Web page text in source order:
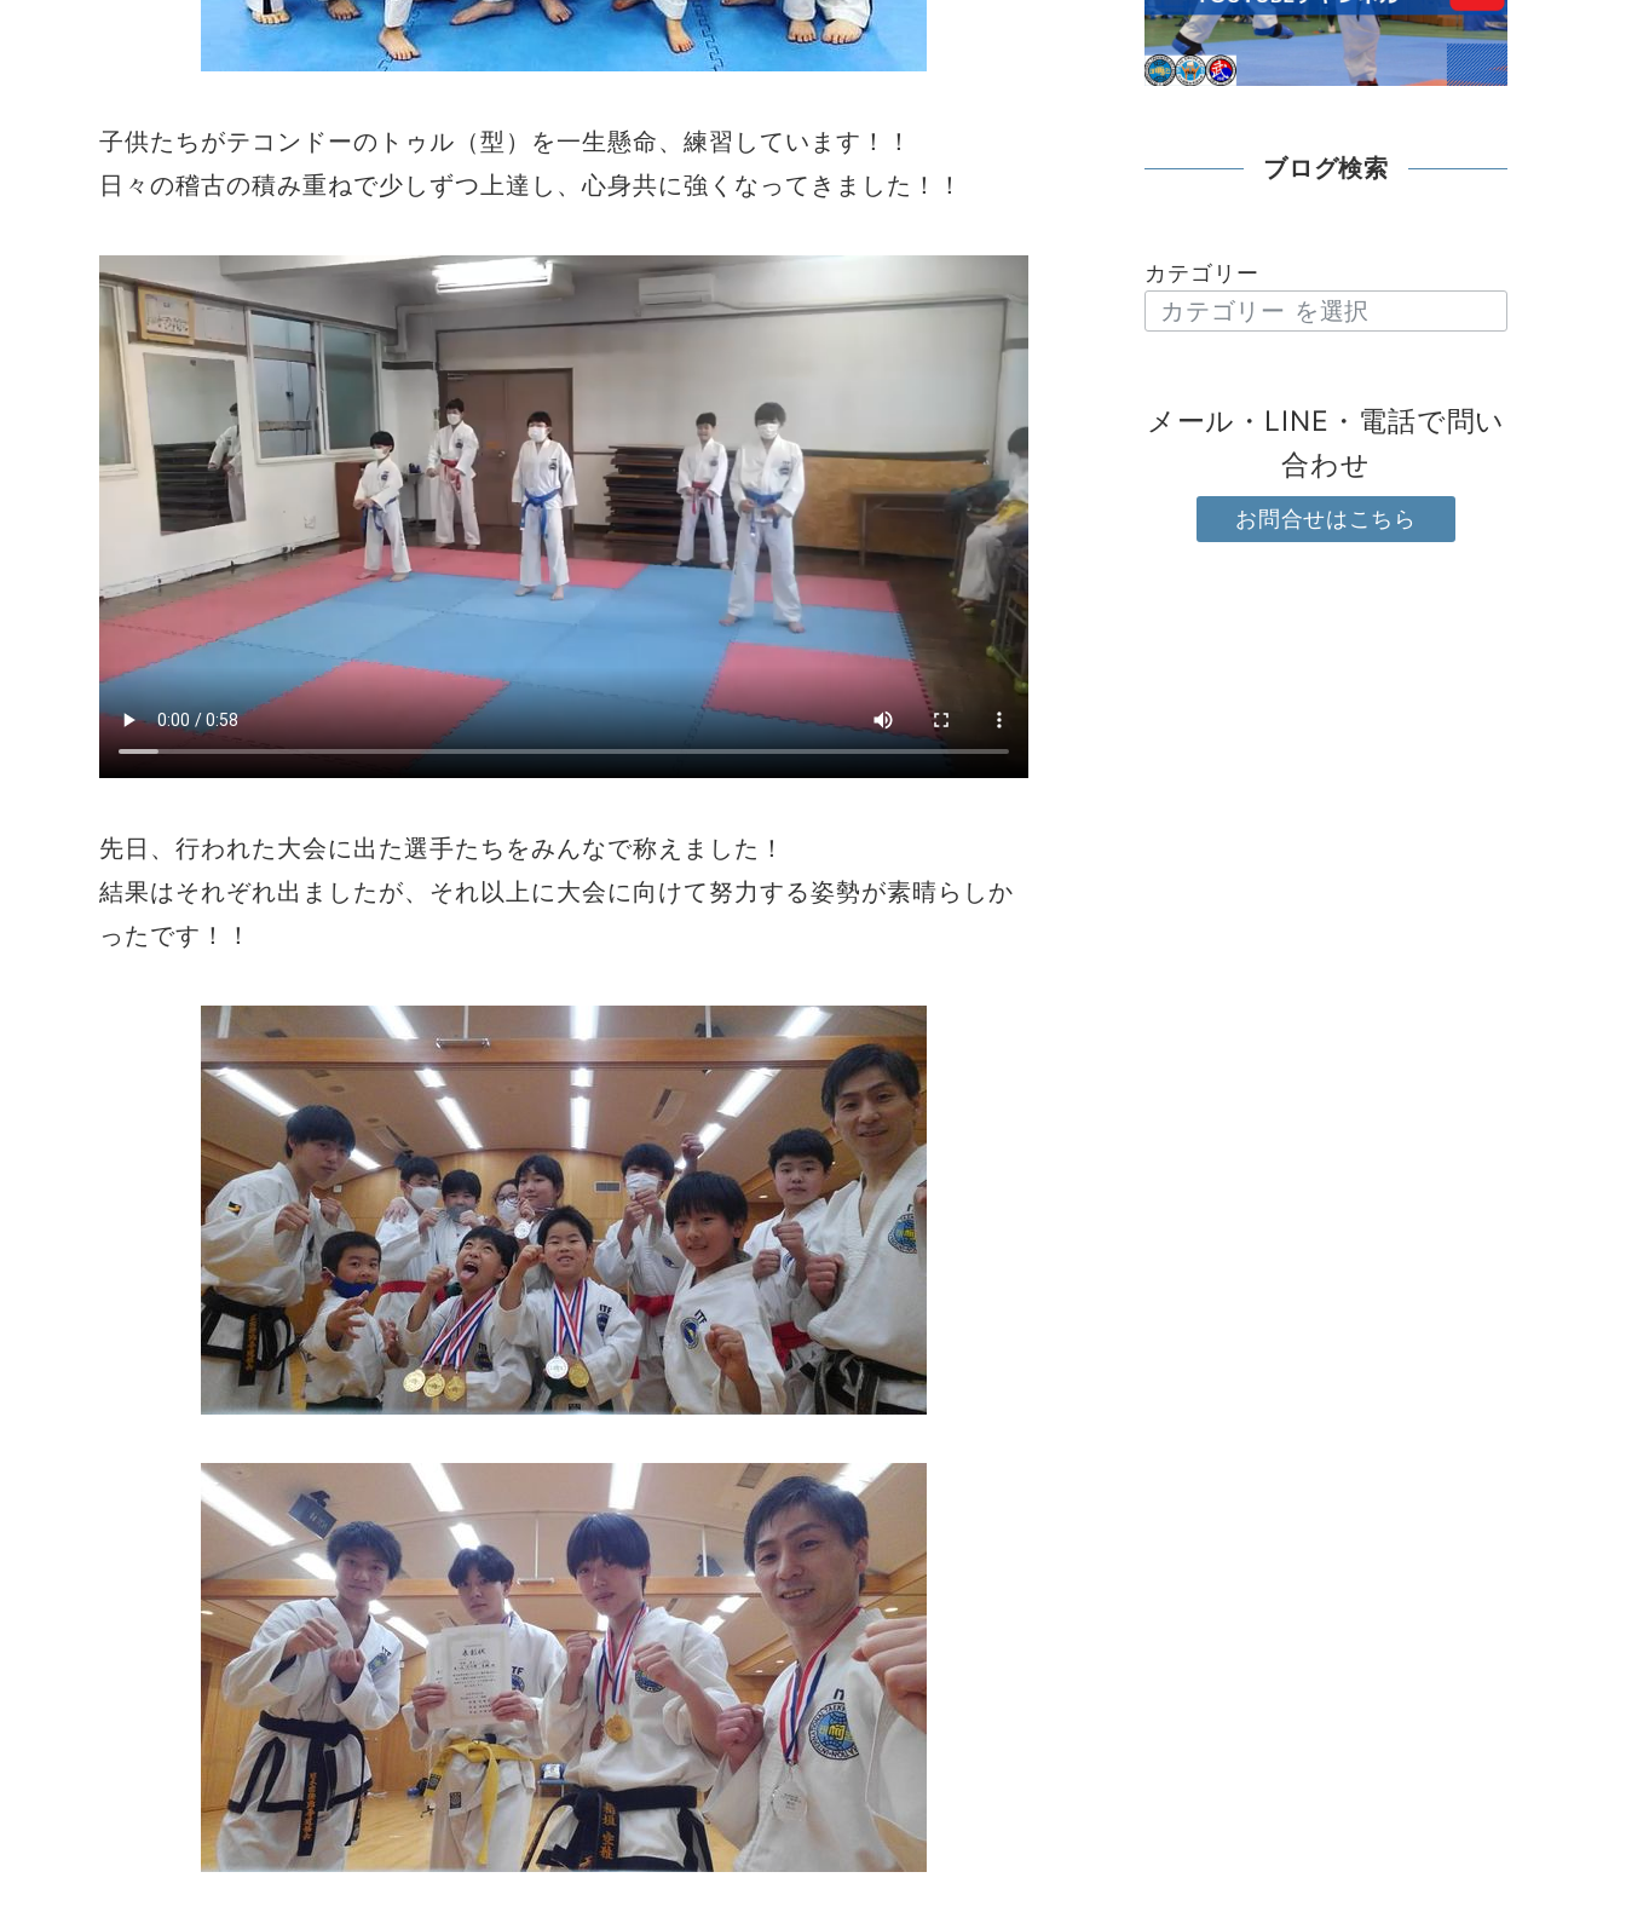
子供たちがテコンドーのトゥル（型）を一生懸命、練習しています！！
日々の稽古の積み重ねで少しずつ上達し、心身共に強くなってきました！！
先日、行われた大会に出た選手たちをみんなで称えました！
結果はそれぞれ出ましたが、それ以上に大会に向けて努力する姿勢が素晴らしか
ったです！！
ブログ検索
カテゴリー
メール・LINE・電話で問い
合わせ
お問合せはこちら